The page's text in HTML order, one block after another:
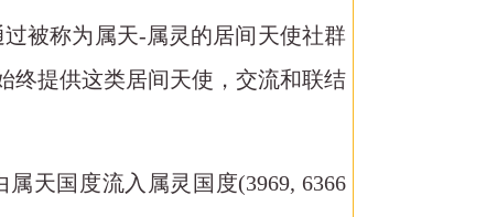
被称为属天-属灵的居间天使社群
终提供这类居间天使，交流和联结
天国度流入属灵国度(3969, 6366